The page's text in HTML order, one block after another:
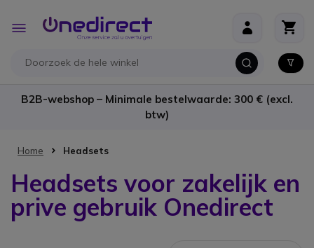
Toggle
Nav
B2B-webshop – Minimale bestelwaarde: 300 € (excl.
btw)
Home Headsets
Headsets voor zakelijk en
prive gebruik Onedirect